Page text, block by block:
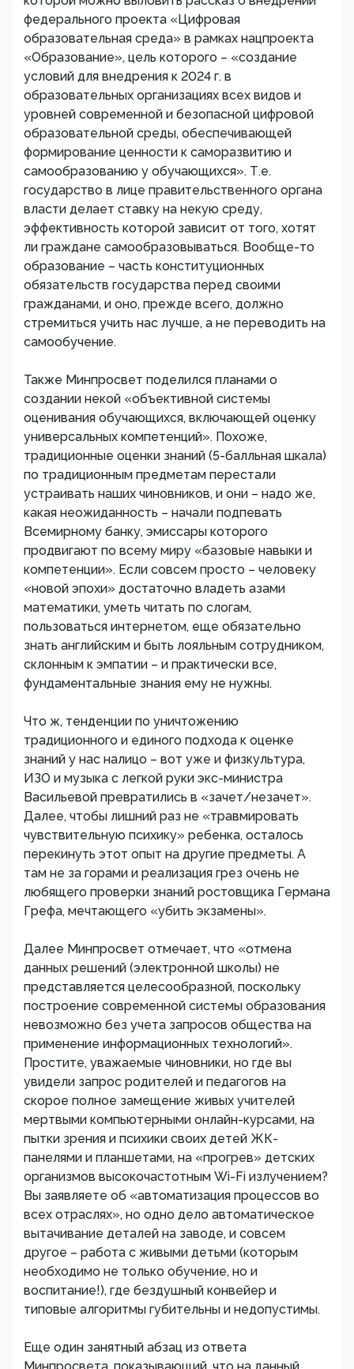
федерального проекта «Цифровая
образовательная среда» в рамках нацпроекта
«Образование», цель которого – «создание
условий для внедрения к 2024 г. в
образовательных организациях всех видов и
уровней современной и безопасной цифровой
образовательной среды, обеспечивающей
формирование ценности к саморазвитию и
самообразованию у обучающихся». Т.е.
государство в лице правительственного органа
власти делает ставку на некую среду,
эффективность которой зависит от того, хотят
ли граждане самообразовываться. Вообще-то
образование – часть конституционных
обязательств государства перед своими
гражданами, и оно, прежде всего, должно
стремиться учить нас лучше, а не переводить на
самообучение.
Также Минпросвет поделился планами о
создании некой «объективной системы
оценивания обучающихся, включающей оценку
универсальных компетенций». Похоже,
традиционные оценки знаний (5-балльная шкала)
по традиционным предметам перестали
устраивать наших чиновников, и они – надо же,
какая неожиданность – начали подпевать
Всемирному банку, эмиссары которого
продвигают по всему миру «базовые навыки и
компетенции». Если совсем просто – человеку
«новой эпохи» достаточно владеть азами
математики, уметь читать по слогам,
пользоваться интернетом, еще обязательно
знать английским и быть лояльным сотрудником,
склонным к эмпатии – и практически все,
фундаментальные знания ему не нужны.
Что ж, тенденции по уничтожению
традиционного и единого подхода к оценке
знаний у нас налицо – вот уже и физкультура,
ИЗО и музыка с легкой руки экс-министра
Васильевой превратились в «зачет/незачет».
Далее, чтобы лишний раз не «травмировать
чувствительную психику» ребенка, осталось
перекинуть этот опыт на другие предметы. А
там не за горами и реализация грез очень не
любящего проверки знаний ростовщика Германа
Грефа, мечтающего «убить экзамены».
Далее Минпросвет отмечает, что «отмена
данных решений (электронной школы) не
представляется целесообразной, поскольку
построение современной системы образования
невозможно без учета запросов общества на
применение информационных технологий».
Простите, уважаемые чиновники, но где вы
увидели запрос родителей и педагогов на
скорое полное замещение живых учителей
мертвыми компьютерными онлайн-курсами, на
пытки зрения и психики своих детей ЖК-
панелями и планшетами, на «прогрев» детских
организмов высокочастотным Wi-Fi излучением?
Вы заявляете об «автоматизация процессов во
всех отраслях», но одно дело автоматическое
вытачивание деталей на заводе, и совсем
другое – работа с живыми детьми (которым
необходимо не только обучение, но и
воспитание!), где бездушный конвейер и
типовые алгоритмы губительны и недопустимы.
Еще один занятный абзац из ответа